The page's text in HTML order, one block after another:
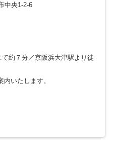
中央1-2-6
約７分／京阪浜大津駅より徒
いたします。